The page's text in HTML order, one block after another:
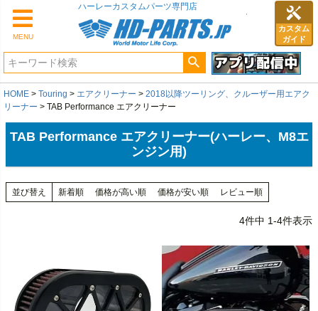
MENU
カスタム
ガイド
HOME Touring エアクリーナー
2018以降ツーリング、クルーザー用エアク
リーナー
TAB Performance エアクリーナー
TAB Performance エアクリーナー(ハーレー、M8エ
ンジン用)
並び替え 新着順 価格が高い順 価格が安い順 レビュー順
4件中 1-4件表示